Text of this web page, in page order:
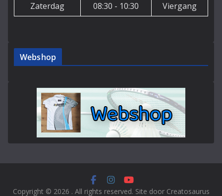
Zaterdag
08:30 - 10:30 Viergang
Webshop
Copyright © 2026 . All rights reserved. Site door Creatosaurus